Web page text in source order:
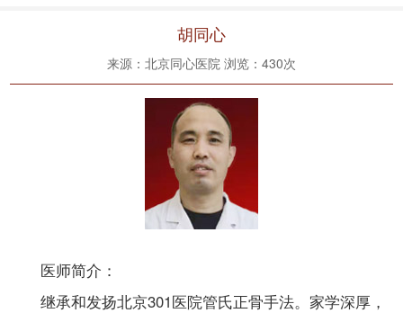
胡同心
来源：北京同心医院 浏览： 430次
医师简介：
继承和发扬北京301医院管氏正骨手法。家学深厚，